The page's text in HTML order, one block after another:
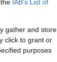
IAB’s List of
gather and store
click to grant or
purposes